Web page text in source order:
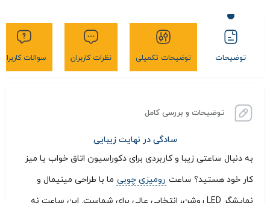
توضیحات توضیحات تکمیلی نظرات کاربران سوالات کاربران
توضیحات و بررسی کامل
سادگی در نهایت زیبایی
به دنبال ساعتی زیبا و کاربردی برای دکوراسیون اتاق خواب یا میز
کار خود هستید؟ ساعت رومیزی چوبی ما با طراحی مینیمال و